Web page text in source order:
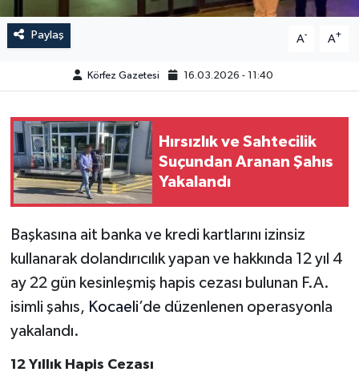
Paylaş A- A+
Körfez Gazetesi 16.03.2026 - 11:40
Hırsızlık ve Sahtecilik
Suçundan Aranan Şahıs
Yakalandı
Başkasına ait banka ve kredi kartlarını izinsiz
kullanarak dolandırıcılık yapan ve hakkında 12 yıl 4
ay 22 gün kesinleşmiş hapis cezası bulunan F.A.
isimli şahıs, Kocaeli’de düzenlenen operasyonla
yakalandı.
12 Yıllık Hapis Cezası